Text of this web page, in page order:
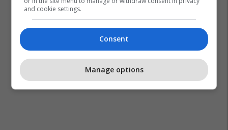
and cookie settings.
Consent
Manage options